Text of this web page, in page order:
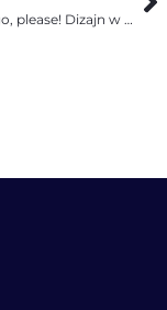
Chemo to go, please! Dizajn w onkologii